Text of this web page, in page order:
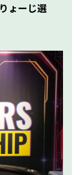
りょーじ選